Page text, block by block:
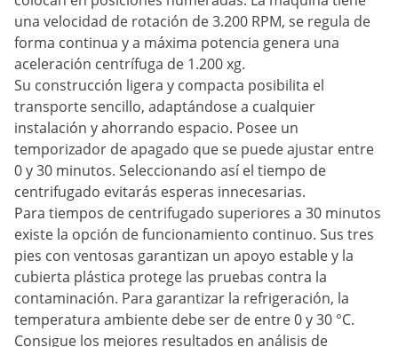
una velocidad de rotación de 3.200 RPM, se regula de
forma continua y a máxima potencia genera una
aceleración centrífuga de 1.200 xg.
Su construcción ligera y compacta posibilita el
transporte sencillo, adaptándose a cualquier
instalación y ahorrando espacio. Posee un
temporizador de apagado que se puede ajustar entre
0 y 30 minutos. Seleccionando así el tiempo de
centrifugado evitarás esperas innecesarias.
Para tiempos de centrifugado superiores a 30 minutos
existe la opción de funcionamiento continuo. Sus tres
pies con ventosas garantizan un apoyo estable y la
cubierta plástica protege las pruebas contra la
contaminación. Para garantizar la refrigeración, la
temperatura ambiente debe ser de entre 0 y 30 °C.
Consigue los mejores resultados en análisis de